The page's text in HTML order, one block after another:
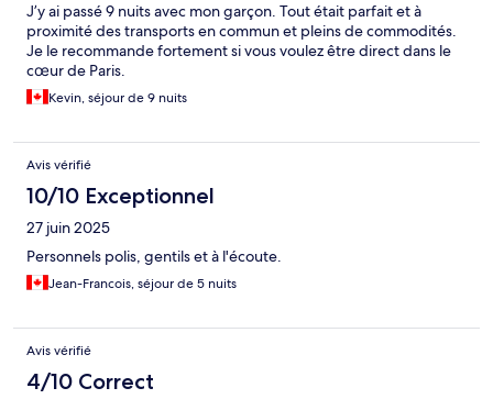
J’y ai passé 9 nuits avec mon garçon. Tout était parfait et à
proximité des transports en commun et pleins de commodités.
Je le recommande fortement si vous voulez être direct dans le
cœur de Paris.
Kevin, séjour de 9 nuits
Avis vérifié
10/10 Exceptionnel
27 juin 2025
Personnels polis, gentils et à l'écoute.
Jean-Francois, séjour de 5 nuits
Avis vérifié
4/10 Correct